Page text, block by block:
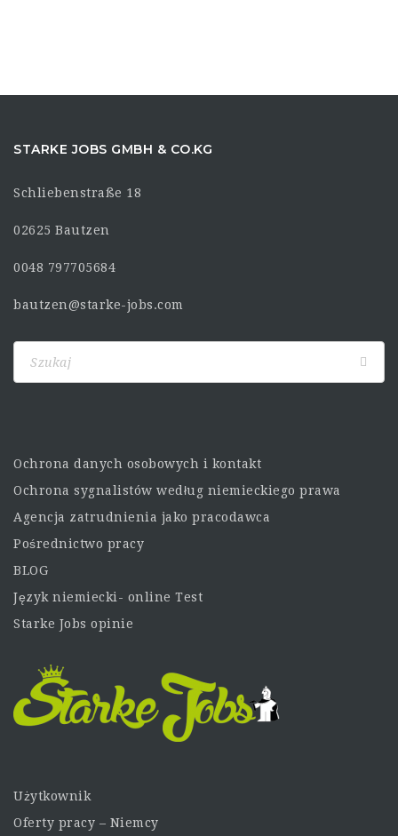
STARKE JOBS GMBH & CO.KG
Schliebenstraße 18
02625 Bautzen
0048 797705684
bautzen@starke-jobs.com
Ochrona danych osobowych i kontakt
Ochrona sygnalistów według niemieckiego prawa
Agencja zatrudnienia jako pracodawca
Pośrednictwo pracy
BLOG
Język niemiecki- online Test
Starke Jobs opinie
Użytkownik
Oferty pracy – Niemcy